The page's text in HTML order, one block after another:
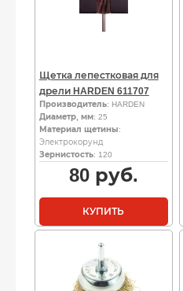
Щетка лепестковая для
дрели HARDEN 611707
Производитель: HARDEN
Диаметр, мм: 25
Материал щетины:
Электрокорунд
Зернистость: 120
80руб.
КУПИТЬ